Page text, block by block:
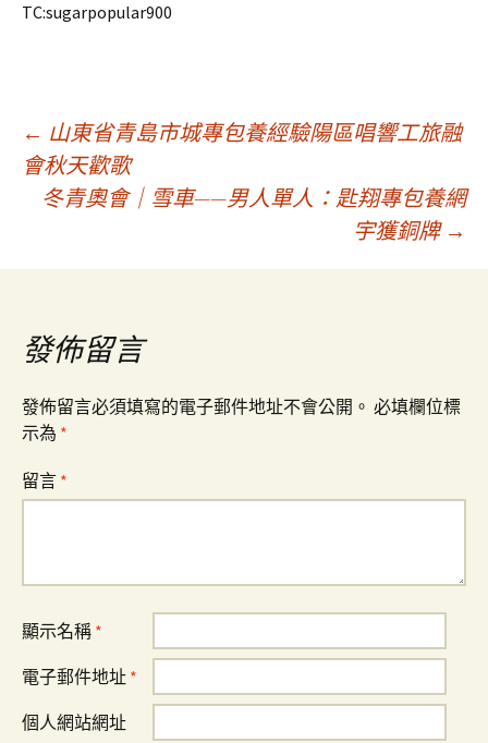
TC:sugarpopular900
文
章
導
覽
← 山東省青島市城專包養經驗陽區唱響工旅融
會秋天歡歌
冬青奧會｜雪車——男人單人：匙翔專包養網
宇獲銅牌 →
發佈留言
發佈留言必須填寫的電子郵件地址不會公開。 必填欄位標
示為 *
留言 *
顯示名稱 *
電子郵件地址 *
個人網站網址